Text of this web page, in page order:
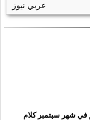
عربي نيوز
في شهر سبتمبر كلام